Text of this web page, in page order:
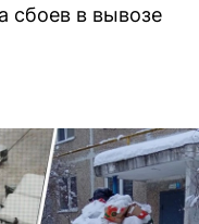
сбоев в вывозе